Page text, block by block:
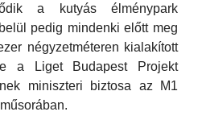
a kutyás élménypark
pedig mindenki előtt meg
négyzetméteren kialakított
a Liget Budapest Projekt
miniszteri biztosa az M1